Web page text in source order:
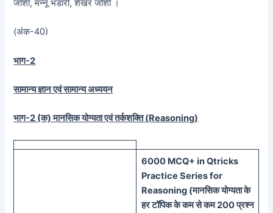
जोशी, मन्नू भंडारी, शेखर जोशी ।
(अंक-40)
भाग-2
सामान्य ज्ञान एवं सामान्य अध्ययन
भाग-2 (क) मानसिक योग्यता एवं तर्कशक्ति (Reasoning)
6000 MCQ+ inQtricks
Practice Seriesfor
Reasoning (मानसिकयोग्यता के
हर टॉपिक के कम से कम 200 प्रश्न